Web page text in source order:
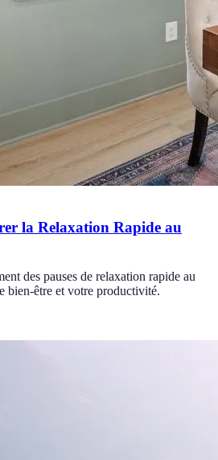
la Relaxation Rapide au
des pauses de relaxation rapide au
bien-être et votre productivité.